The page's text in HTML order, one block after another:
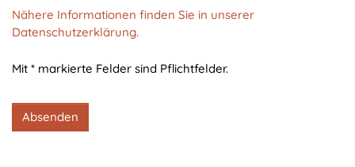
Nähere Informationen finden Sie in unserer
Datenschutzerklärung.
Mit * markierte Felder sind Pflichtfelder.
Absenden
Zweck:
Dieser Cookie speichert die ausgewählten
1 Jahr